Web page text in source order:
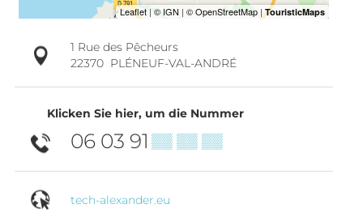
1 Rue des Pêcheurs
22370 PLÉNEUF-VAL-ANDRÉ
Klicken Sie hier, um die Nummer
06 03 91 ▒▒ ▒▒ ▒▒
tech-alexander.eu